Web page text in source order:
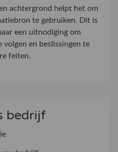
achtergrond helpt het om
te gebruiken. Dit is
een uitnodiging om
en beslissingen te
feiten.
bedrijf